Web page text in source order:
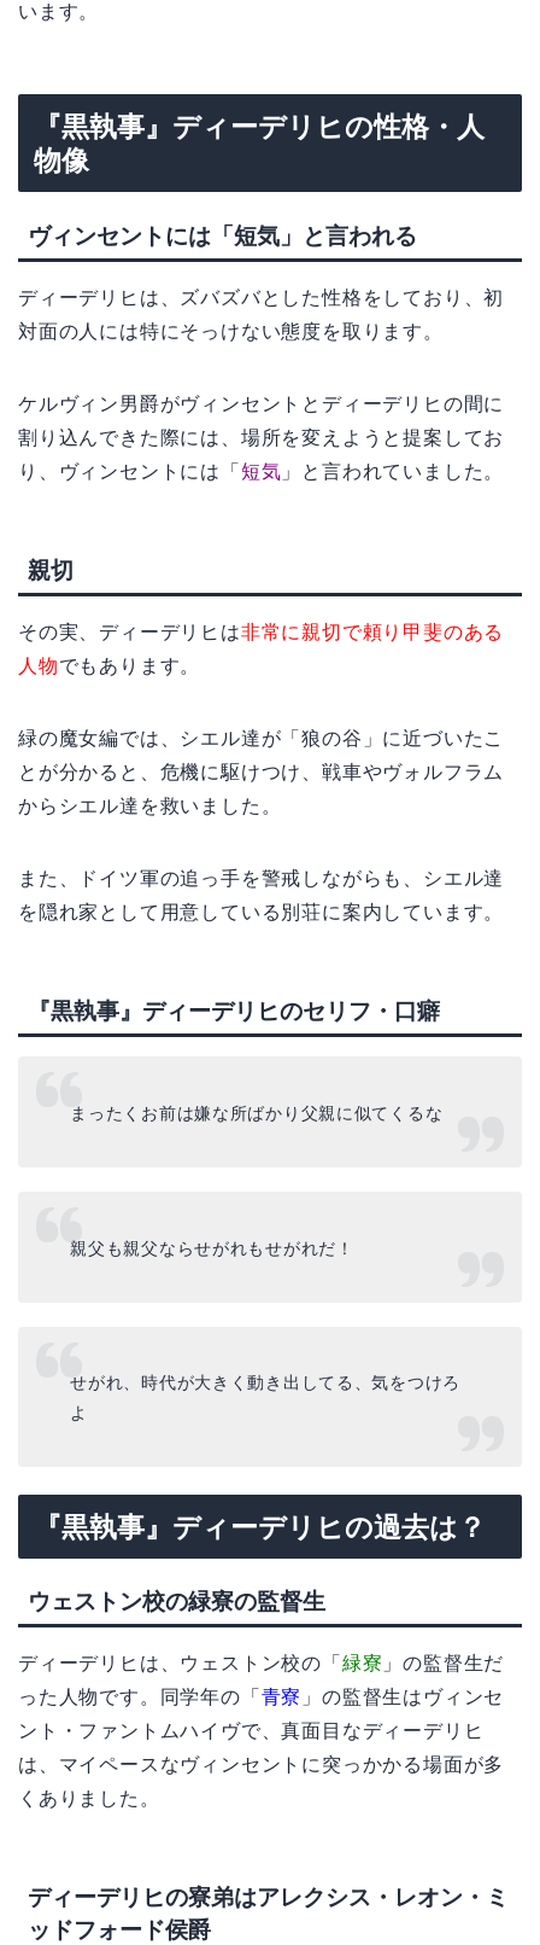
います。
『黒執事』ディーデリヒの性格・人
物像
ヴィンセントには「短気」と言われる
ディーデリヒは、ズバズバとした性格をしており、初
対面の人には特にそっけない態度を取ります。
ケルヴィン男爵がヴィンセントとディーデリヒの間に
割り込んできた際には、場所を変えようと提案してお
り、ヴィンセントには「 短気 」と言われていました。
親切
その実、ディーデリヒは非常に親切で頼り甲斐のある
人物でもあります。
緑の魔女編では、シエル達が「狼の谷」に近づいたこ
とが分かると、危機に駆けつけ、戦車やヴォルフラム
からシエル達を救いました。
また、ドイツ軍の追っ手を警戒しながらも、シエル達
を隠れ家として用意している別荘に案内しています。
『黒執事』ディーデリヒのセリフ・口癖
まったくお前は嫌な所ばかり父親に似てくるな
親父も親父ならせがれもせがれだ！
せがれ、時代が大きく動き出してる、気をつけろ
よ
『黒執事』ディーデリヒの過去は？
ウェストン校の緑寮の監督生
ディーデリヒは、ウェストン校の「 緑寮 」の監督生だ
った人物です。同学年の「 青寮 」の監督生はヴィンセ
ント・ファントムハイヴで、真面目なディーデリヒ
は、マイペースなヴィンセントに突っかかる場面が多
くありました。
ディーデリヒの寮弟はアレクシス・レオン・ミ
ッドフォード侯爵